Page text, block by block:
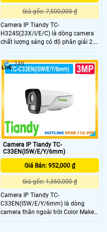
Giá gốc: 7,500,000 ₫
Camera IP Tiandy TC-
H324S(23X/I/E/C) là dòng camera
chất lượng sáng có độ phân giải 2.0
Megapixel FULL HD 1080P . Chức
năng Công nghệ AI thông minh
chống báo động giả và phân biệt
người. Tầm xa quan sát hồng ngoại
Camera IP Tiandy TC-
C33EN(I5W/E/Y/6mm)
Giá Bán: 952,000 ₫
Giá gốc: 1,360,000 ₫
Camera IP Tiandy TC-
C33EN(I5W/E/Y/6mm) là dòng
camera thân ngoài trời Color Maker
3MegaPixel là giải pháp giám sát
249